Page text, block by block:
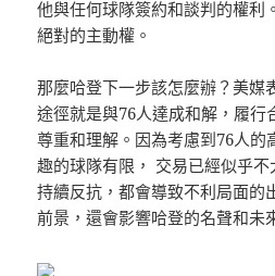
他與任何球隊簽約和談判的權利
絕對的主動權。
那麼哈登下一步該怎麼辦？美媒
途徑就是與76人達成和解，履行
尊重和理解。因為考慮到76人的
趣的球隊有限， 交易已經似乎
持續反抗，都會導致不利局面的
前景，還會影響哈登的名聲和未